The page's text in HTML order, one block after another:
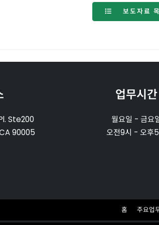
보도자료
Ste200
90005
업무시간
월요일 - 금요
오전9시 - 오후
홈 주요업